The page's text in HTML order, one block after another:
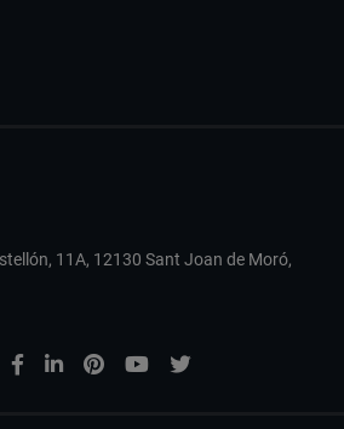
11A, 12130 Sant Joan de Moró,